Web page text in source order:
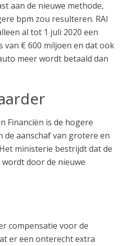
aan de nieuwe methode,
bpm zou resulteren. RAI
al tot 1 juli 2020 een
€ 600 miljoen en dat ook
meer wordt betaald dan
Financiën is de hogere
aanschaf van grotere en
ministerie bestrijdt dat de
door de nieuwe
compensatie voor de
er een onterecht extra